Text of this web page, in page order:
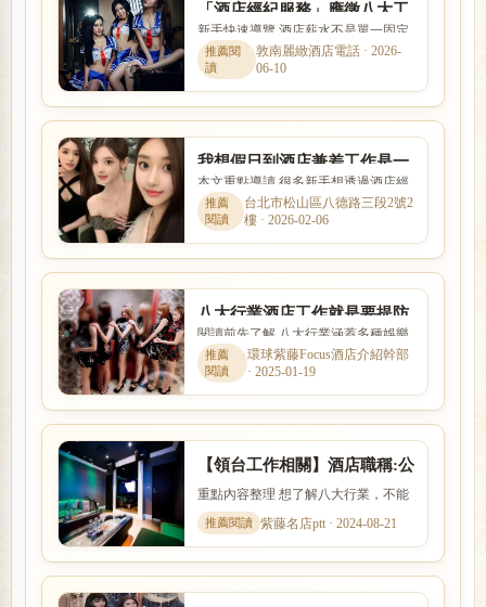
「酒店經紀服務」應徵八大工
作自由彈性上班時間、日領高
薪
新手快速導覽 酒店薪水不是單一固定
數字，而是受到店型、出勤時段、節
數、客源與個人條件影響。...
敦南麗緻酒店電話 · 2026-
06-10
我想假日到酒店兼差工作是一
定要找酒店經紀應徵嗎?
本文重點導讀 很多新手想透過酒店經
紀找工作，卻不清楚經紀是否可靠、
抽成怎麼算。本文整理「我...
台北市松山區八德路三段2號2
樓 · 2026-02-06
八大行業酒店工作就是要提防
求職陷阱並非如此單純
閱讀前先了解 八大行業涵蓋多種娛樂
服務與工作型態，實際內容、收入模
式與風險程度差異很大。本...
環球紫藤Focus酒店介紹幹部
· 2025-01-19
【領台工作相關】酒店職稱:公
關公主坐檯尺度,薪資算法
重點內容整理 想了解八大行業，不能
只看名稱，也要理解實際工作內容、
入行條件、收入差異與安全...
紫藤名店ptt · 2024-08-21